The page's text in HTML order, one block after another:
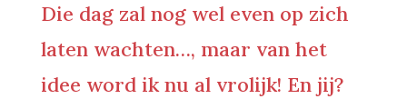
Die dag zal nog wel even op zich
laten wachten…, maar van het
idee word ik nu al vrolijk! En jij?